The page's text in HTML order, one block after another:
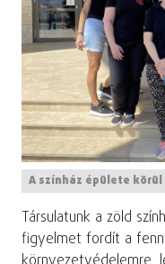
A színház épülete
Társulatunk a zöld
figyelmet fordít a